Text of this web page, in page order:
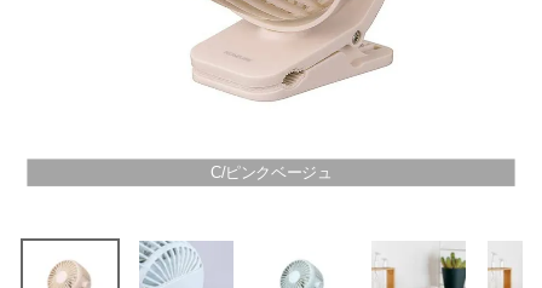
アウトレットSALE
ブログ
C/ピンクベージュ